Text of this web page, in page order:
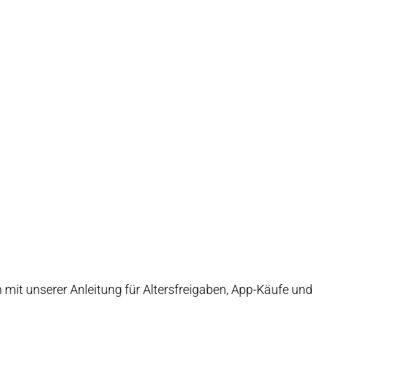
unserer Anleitung für Altersfreigaben, App-Käufe und